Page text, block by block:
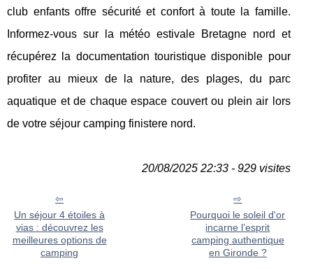
club enfants offre sécurité et confort à toute la famille.
Informez-vous sur la météo estivale Bretagne nord et
récupérez la documentation touristique disponible pour
profiter au mieux de la nature, des plages, du parc
aquatique et de chaque espace couvert ou plein air lors
de votre séjour camping finistere nord.
20/08/2025 22:33 - 929 visites
Un séjour 4 étoiles à
vias : découvrez les
meilleures options de
camping
Pourquoi le soleil d'or
incarne l’esprit
camping authentique
en Gironde ?